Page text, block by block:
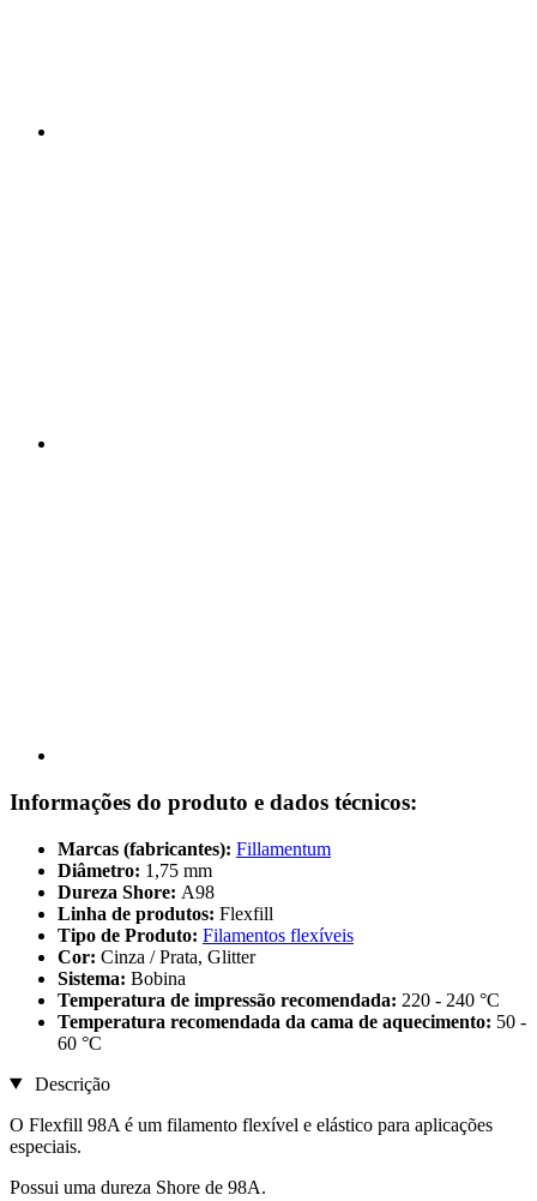
Informações do produto e dados técnicos:
Marcas (fabricantes): Fillamentum
Diâmetro: 1,75 mm
Dureza Shore: A98
Linha de produtos: Flexfill
Tipo de Produto: Filamentos flexíveis
Cor: Cinza / Prata, Glitter
Sistema: Bobina
Temperatura de impressão recomendada: 220 - 240 °C
Temperatura recomendada da cama de aquecimento: 50 -
60 °C
Descrição
O Flexfill 98A é um filamento flexível e elástico para aplicações
especiais.
Possui uma dureza Shore de 98A.